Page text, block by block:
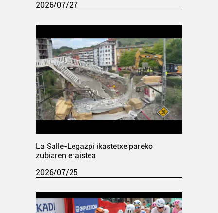
2026/07/27
La Salle-Legazpi ikastetxe pareko
zubiaren eraistea
2026/07/25